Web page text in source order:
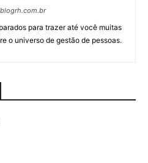
para trazer até você muitas
o universo de gestão de pessoas.